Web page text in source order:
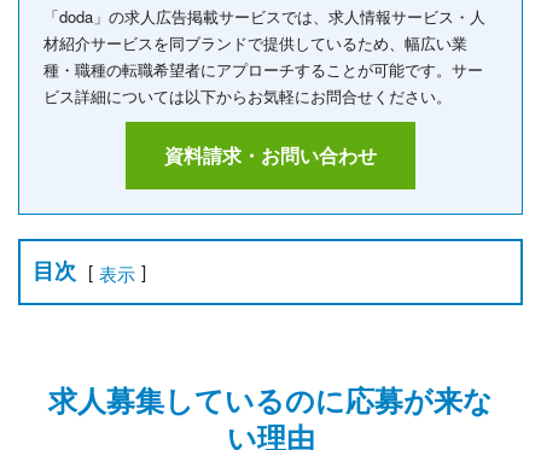
「doda」の求人広告掲載サービスでは、求人情報サービス・人
材紹介サービスを同ブランドで提供しているため、幅広い業
種・職種の転職希望者にアプローチすることが可能です。サー
ビス詳細については以下からお気軽にお問合せください。
資料請求・お問い合わせ
目次 [ 表示 ]
求人募集しているのに応募が来な
い理由